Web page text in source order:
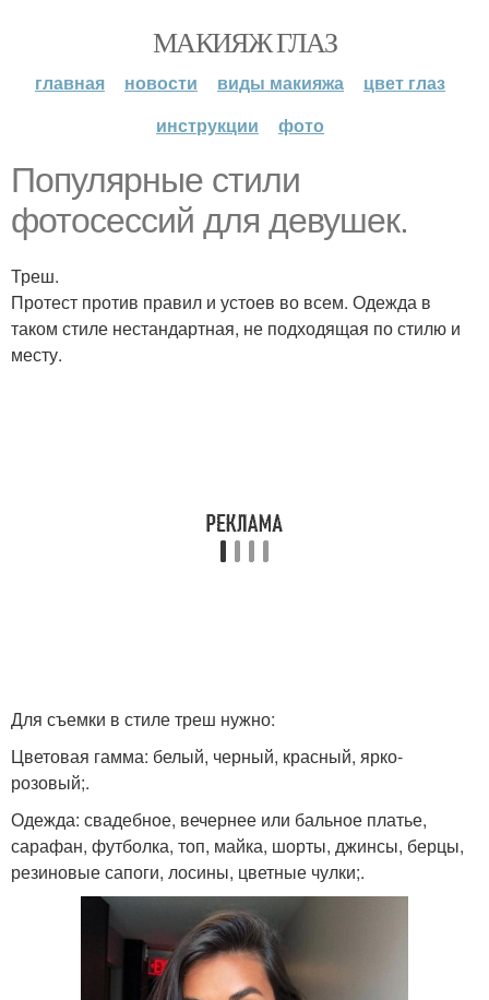
МАКИЯЖ ГЛАЗ
главная новости виды макияжа
цвет глаз
инструкции
фото
Популярные стили
фотосессий для девушек.
Треш.
Протест против правил и устоев во всем. Одежда в
таком стиле нестандартная, не подходящая по стилю и
месту.
Для съемки в стиле треш нужно:
Цветовая гамма: белый, черный, красный, ярко-
розовый;.
Одежда: свадебное, вечернее или бальное платье,
сарафан, футболка, топ, майка, шорты, джинсы, берцы,
резиновые сапоги, лосины, цветные чулки;.